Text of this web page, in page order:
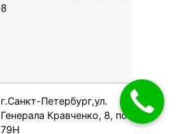
8
г.Санкт-Петербург,ул.
Генерала Кравченко, 8, пом.
79Н